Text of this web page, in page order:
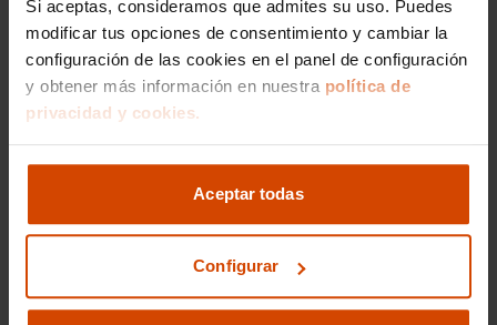
Si aceptas, consideramos que admites su uso. Puedes
modificar tus opciones de consentimiento y cambiar la
configuración de las cookies en el panel de configuración
y obtener más información en nuestra política de
privacidad y cookies.
Aceptar todas
Configurar
Me interesa
Vehículos recomendados